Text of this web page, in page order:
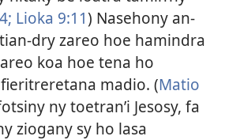
Lioka 9:11) Nasehony an-
dry zareo hoe hamindra
koa hoe tena ho
madio. (Matio
ny toetran’i Jesosy, fa
ziogany sy ho lasa